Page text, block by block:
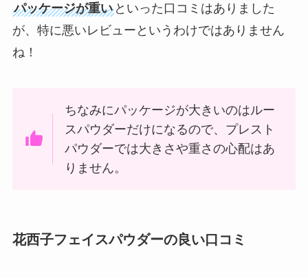
パッケージが重いといった口コミはありました
が、特に悪いレビューというわけではありません
ね！
ちなみにパッケージが大きいのはルー
スパウダーだけになるので、プレスト
パウダーでは大きさや重さの心配はあ
りません。
花西子フェイスパウダーの良い口コミ